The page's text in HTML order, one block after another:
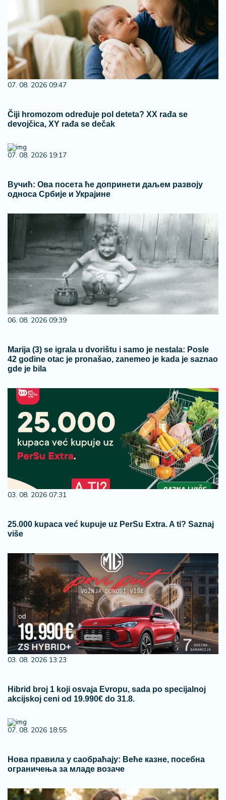
07. 08. 2026 09:47
Čiji hromozom određuje pol deteta? XX rađa se
devojčica, XY rađa se dečak
07. 08. 2026 19:17
Вучић: Ова посета ће допринети даљем развоју
односа Србије и Украјине
06. 08. 2026 09:39
Marija (3) se igrala u dvorištu i samo je nestala: Posle
42 godine otac je pronašao, zanemeo je kada je saznao
gde je bila
03. 08. 2026 07:31
25.000 kupaca već kupuje uz PerSu Extra. A ti? Saznaj
više
03. 08. 2026 13:23
Hibrid broj 1 koji osvaja Evropu, sada po specijalnoj
akcijskoj ceni od 19.990€ do 31.8.
07. 08. 2026 18:55
Нова правила у саобраћају: Веће казне, посебна
ограничења за младе возаче